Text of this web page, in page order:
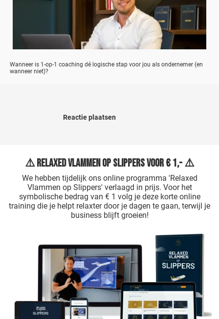
Wanneer is 1-op-1 coaching dé logische stap voor jou als ondernemer (en
wanneer niet)?
Reactie plaatsen
⚠️ Relaxed Vlammen op Slippers voor € 1,- ⚠️
We hebben tijdelijk ons online programma 'Relaxed
Vlammen op Slippers' verlaagd in prijs. Voor het
symbolische bedrag van € 1 volg je deze korte online
training die je helpt relaxter door je dagen te gaan, terwijl je
business blijft groeien!